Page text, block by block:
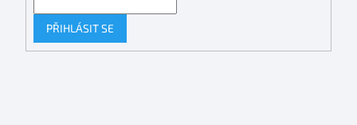
PŘIHLÁSIT SE